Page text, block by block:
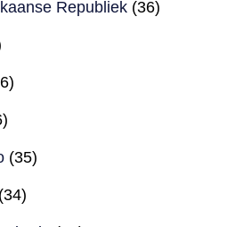
Republiek (36)
(35)
(34)